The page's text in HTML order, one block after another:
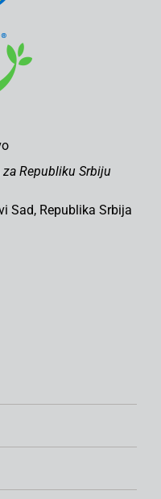
Republiku Srbiju
Sad, Republika Srbija